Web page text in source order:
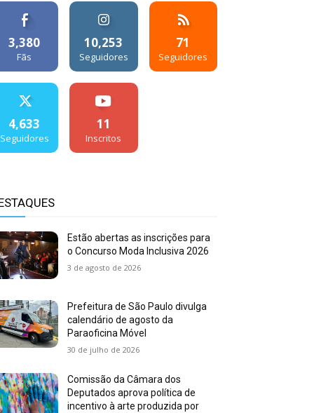
3,380
Fãs
10,253
Seguidores
71
Seguidores
4,633
Seguidores
11
Inscritos
Estão abertas as inscrições para
o Concurso Moda Inclusiva 2026
3 de agosto de 2026
Prefeitura de São Paulo divulga
calendário de agosto da
Paraoficina Móvel
30 de julho de 2026
Comissão da Câmara dos
Deputados aprova política de
incentivo à arte produzida por